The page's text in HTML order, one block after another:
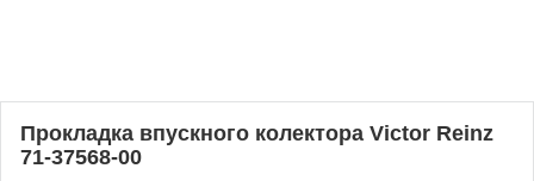
Прокладка впускного колектора Victor Reinz
71-37568-00